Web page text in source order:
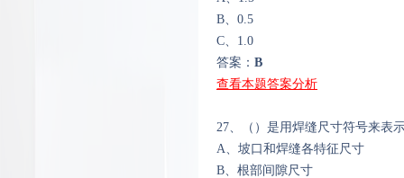
B、0.5
C、1.0
答案： B
查看本题答案分析
27、（）是用焊缝尺寸符号来表
A、坡口和焊缝各特征尺寸
B、根部间隙尺寸